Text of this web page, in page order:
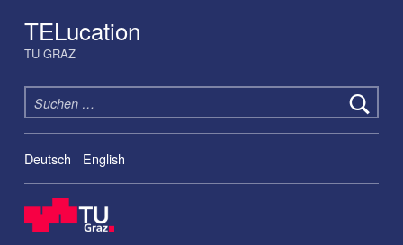
TELucation
TU GRAZ
Suchen nach:
Deutsch English